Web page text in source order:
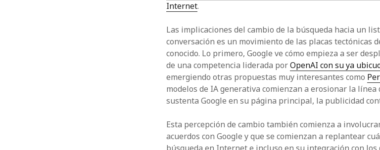
Internet.
Las implicaciones del cambio de la búsqueda hacia un
conversación es un movimiento de las placas tectónicas
conocido. Lo primero, Google ve cómo empieza a ser
de una competencia liderada porOpenAI con su ya
emergiendo otras propuestas muy interesantes como
modelos de IA generativa comienzan a erosionar la línea
sustenta Google en su página principal, la publicidad
Esta percepción de cambio también comienza a
acuerdos con Google y que se comienzan a replantear